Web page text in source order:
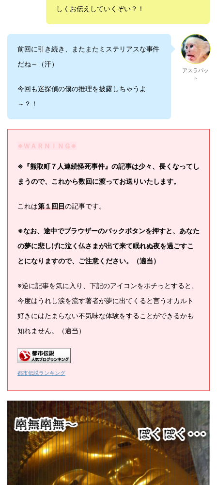
しくお伝えしていくぞい？！
前回に引き続き、またまたミステリアスな事件
だね～（汗）
今回も迷探偵の僕の推理を披露しちゃうよ
～？！
アスラパッ
ト
※ＷＡＲＮＩＮＧ※
※『熊取町７人連続怪死事件』の記事は少々、長くなってし
まうので、これから数回に渡ってお送りいたします。
これは第１回目の記事です。
※なお、途中でブラウザーのバックボタンを押すと、あなた
の夢に悲しげに泣く仏さまが出て来て眠れぬ夜を過ごすこ
とになりますので、ご注意ください。（適当）
※逆に記事を気に入り、下記のアイコンをポチっとすると、
今度はうれし涙を流す著者が夢に出てくると言うオカルト
好きにはたまらない不気味な体験をすることができるかも
知れません。（適当）
都市伝説ランキング